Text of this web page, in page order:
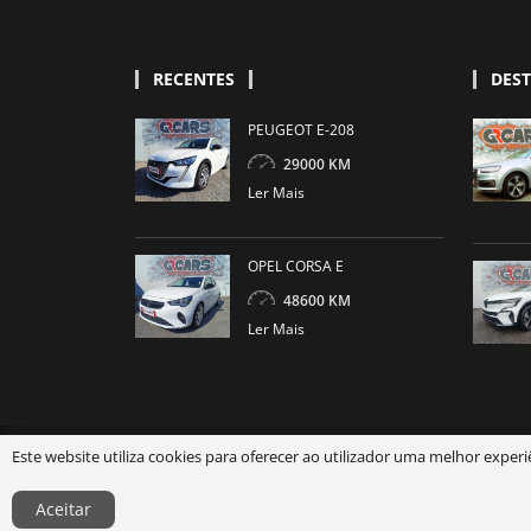
RECENTES
PEUGEOT E-208
29000 KM
Ler Mais
OPEL CORSA E
48600 KM
Ler Mais
Este website utiliza cookies para oferecer ao utilizador uma melhor
Aceitar